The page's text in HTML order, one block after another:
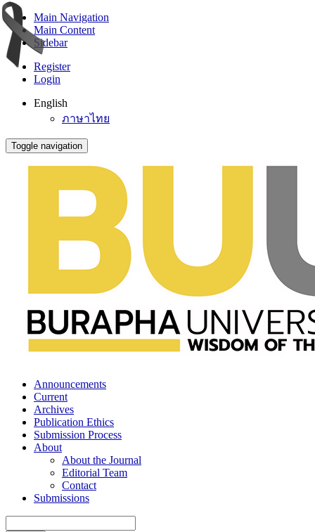
Main Navigation
Main Content
Sidebar
Register
Login
English
ภาษาไทย
Toggle navigation
Announcements
Current
Archives
Publication Ethics
Submission Process
About
About the Journal
Editorial Team
Contact
Submissions